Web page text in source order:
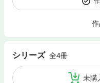
シリーズ 全4冊
未購